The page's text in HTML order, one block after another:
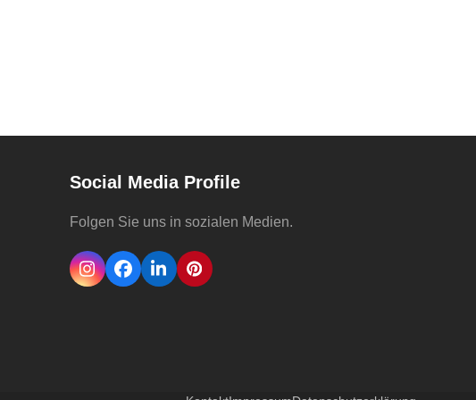
Social Media Profile
Folgen Sie uns in sozialen Medien.
Instagram
Facebook
LinkedInPinterest